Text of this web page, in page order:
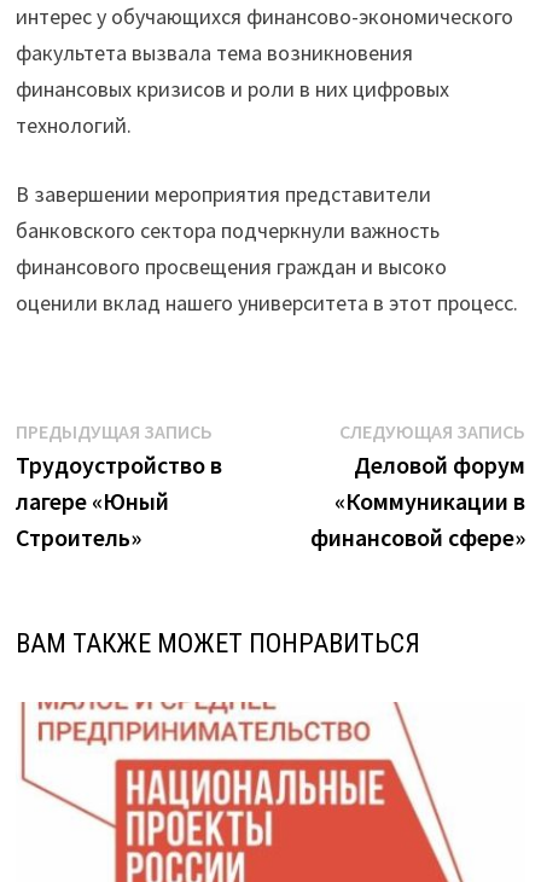
интерес у обучающихся финансово-экономического
факультета вызвала тема возникновения
финансовых кризисов и роли в них цифровых
технологий.
В завершении мероприятия представители
банковского сектора подчеркнули важность
финансового просвещения граждан и высоко
оценили вклад нашего университета в этот процесс.
Навигация
по
записям
ПРЕДЫДУЩАЯ ЗАПИСЬ
запись:
Трудоустройство в
лагере «Юный
Строитель»
СЛЕДУЮЩАЯ ЗАПИСЬ
Деловой форум
«Коммуникации в
финансовой сфере»
ВАМ ТАКЖЕ МОЖЕТ ПОНРАВИТЬСЯ